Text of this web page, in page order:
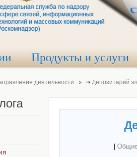
Продукты и услуги
деятельности ⇒ Депозитарий